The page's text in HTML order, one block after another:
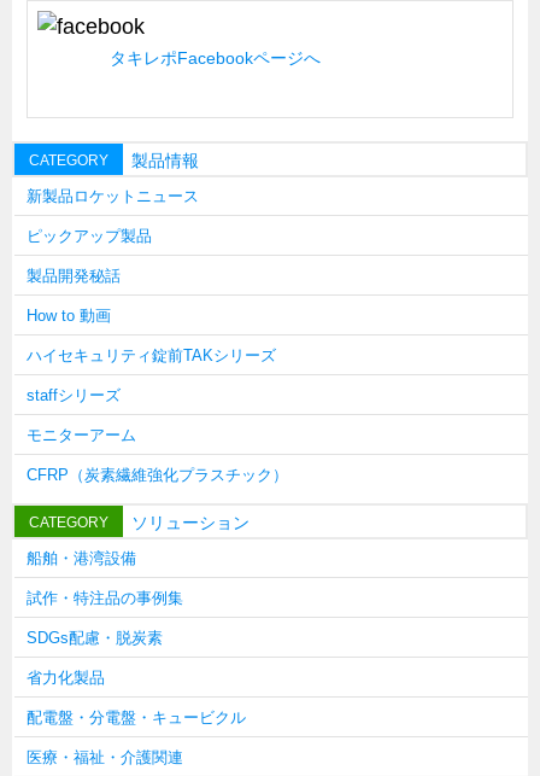
瀧源点回帰
ちょっとユニークなお客様
ビジサスニュース
ECOLOGY NEWS SCRAMBLE
わが街わが支店
支店所在地（歴史探訪）
ニッポン再発見
あれこれWATCH
こんなとき、どう言うの?
４コマ漫画 のんきなのんちゃん
CATEGORY タキゲンinfo.
お知らせ
展示会情報／出展告知
展示会情報／報告レポート
工場見学
海外出張
社外セミナー
タキゲンの歴史
タキレポFacebookページへ
CATEGORY 製品情報
新製品ロケットニュース
ピックアップ製品
製品開発秘話
How to 動画
ハイセキュリティ錠前TAKシリーズ
staffシリーズ
モニターアーム
CFRP（炭素繊維強化プラスチック）
CATEGORY ソリューション
船舶・港湾設備
試作・特注品の事例集
SDGs配慮・脱炭素
省力化製品
配電盤・分電盤・キュービクル
医療・福祉・介護関連